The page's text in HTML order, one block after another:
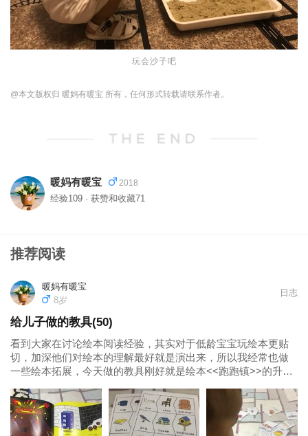
玩会沙子吧
@本文版权归 暖妈有暖宝 所有，任何形式转载请联系作者。
暖妈有暖宝 2018
经验109 · 获赞和收藏71
推荐阅读
暖妈有暖宝
8岁
日志
给儿子做的教具(50)
看到大家在讨论绘本阅读经验，其实对于低龄宝宝玩绘本更贴
切，加深他们对绘本的理解最好就是演出来，所以我经常也做
一些绘本拓展，今天做的教具刚好就是绘本<<跑跑镇>>的升级
了，让我好是惊讶🙀) 先读一遍绘本...